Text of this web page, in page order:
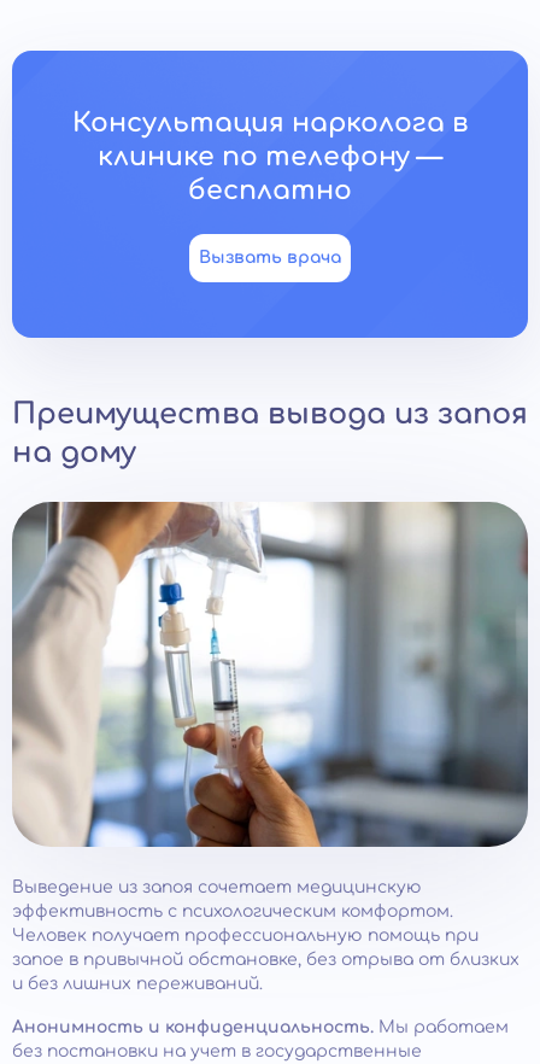
Консультация нарколога в
клинике по телефону —
бесплатно
Вызвать врача
Преимущества вывода из запоя
на дому
Выведение из запоя сочетает медицинскую
эффективность с психологическим комфортом.
Человек получает профессиональную помощь при
запое в привычной обстановке, без отрыва от близких
и без лишних переживаний.
Анонимность и конфиденциальность. Мы работаем
без постановки на учет в государственные